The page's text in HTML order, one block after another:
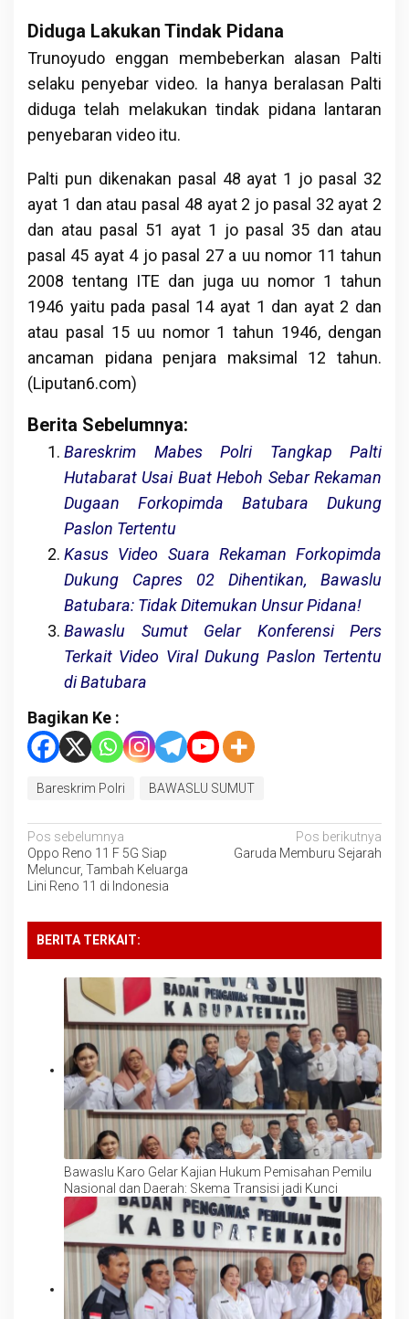
Diduga Lakukan Tindak Pidana
Trunoyudo enggan membeberkan alasan Palti
selaku penyebar video. Ia hanya beralasan Palti
diduga telah melakukan tindak pidana lantaran
penyebaran video itu.
Palti pun dikenakan pasal 48 ayat 1 jo pasal 32
ayat 1 dan atau pasal 48 ayat 2 jo pasal 32 ayat 2
dan atau pasal 51 ayat 1 jo pasal 35 dan atau
pasal 45 ayat 4 jo pasal 27 a uu nomor 11 tahun
2008 tentang ITE dan juga uu nomor 1 tahun
1946 yaitu pada pasal 14 ayat 1 dan ayat 2 dan
atau pasal 15 uu nomor 1 tahun 1946, dengan
ancaman pidana penjara maksimal 12 tahun.
(Liputan6.com)
Berita Sebelumnya:
Bareskrim Mabes Polri Tangkap Palti
Hutabarat Usai Buat Heboh Sebar Rekaman
Dugaan Forkopimda Batubara Dukung
Paslon Tertentu
Kasus Video Suara Rekaman Forkopimda
Dukung Capres 02 Dihentikan, Bawaslu
Batubara: Tidak Ditemukan Unsur Pidana!
Bawaslu Sumut Gelar Konferensi Pers
Terkait Video Viral Dukung Paslon Tertentu
di Batubara
Bagikan Ke :
Bareskrim Polri BAWASLU SUMUT
Navigasi
pos
Pos sebelumnya
Oppo Reno 11 F 5G Siap
Meluncur, Tambah Keluarga
Lini Reno 11 di Indonesia
Pos berikutnya
Garuda Memburu Sejarah
BERITA TERKAIT:
Bawaslu Karo Gelar Kajian Hukum Pemisahan Pemilu
Nasional dan Daerah: Skema Transisi jadi Kunci